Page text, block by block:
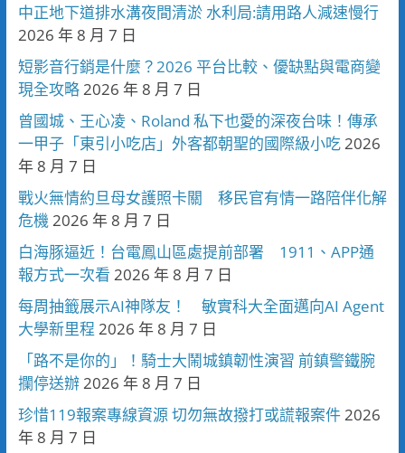
中正地下道排水溝夜間清淤 水利局:請用路人減速慢行
2026 年 8 月 7 日
短影音行銷是什麼？2026 平台比較、優缺點與電商變
現全攻略2026 年 8 月 7 日
曾國城、王心凌、Roland 私下也愛的深夜台味！傳承
一甲子「東引小吃店」外客都朝聖的國際級小吃2026
年 8 月 7 日
戰火無情約旦母女護照卡關 移民官有情一路陪伴化解
危機2026 年 8 月 7 日
白海豚逼近！台電鳳山區處提前部署 1911、APP通
報方式一次看 2026 年 8 月 7 日
每周抽籤展示AI神隊友！ 敏實科大全面邁向AI Agent
大學新里程 2026 年 8 月 7 日
「路不是你的」！騎士大鬧城鎮韌性演習 前鎮警鐵腕
攔停送辦2026 年 8 月 7 日
珍惜119報案專線資源 切勿無故撥打或謊報案件2026
年 8 月 7 日